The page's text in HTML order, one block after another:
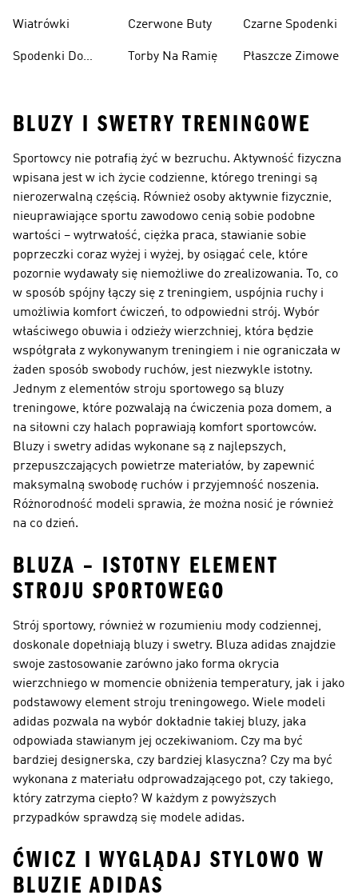
Wiatrówki
Spodenki Do
Czerwone Buty
Torby Na Ramię
Czarne Spodenki
Płaszcze Zimowe
BLUZY I SWETRY TRENINGOWE
Sportowcy nie potrafią żyć w bezruchu. Aktywność fizyczna
wpisana jest w ich życie codzienne, którego treningi są
nierozerwalną częścią. Również osoby aktywnie fizycznie,
nieuprawiające sportu zawodowo cenią sobie podobne
wartości – wytrwałość, ciężka praca, stawianie sobie
poprzeczki coraz wyżej i wyżej, by osiągać cele, które
pozornie wydawały się niemożliwe do zrealizowania. To, co
w sposób spójny łączy się z treningiem, uspójnia ruchy i
umożliwia komfort ćwiczeń, to odpowiedni strój. Wybór
właściwego obuwia i odzieży wierzchniej, która będzie
współgrała z wykonywanym treningiem i nie ograniczała w
żaden sposób swobody ruchów, jest niezwykle istotny.
Jednym z elementów stroju sportowego są bluzy
treningowe, które pozwalają na ćwiczenia poza domem, a
na siłowni czy halach poprawiają komfort sportowców.
Bluzy i swetry adidas wykonane są z najlepszych,
przepuszczających powietrze materiałów, by zapewnić
maksymalną swobodę ruchów i przyjemność noszenia.
Różnorodność modeli sprawia, że można nosić je również
na co dzień.
BLUZA – ISTOTNY ELEMENT
STROJU SPORTOWEGO
Strój sportowy, również w rozumieniu mody codziennej,
doskonale dopełniają bluzy i swetry. Bluza adidas znajdzie
swoje zastosowanie zarówno jako forma okrycia
wierzchniego w momencie obniżenia temperatury, jak i jako
podstawowy element stroju treningowego. Wiele modeli
adidas pozwala na wybór dokładnie takiej bluzy, jaka
odpowiada stawianym jej oczekiwaniom. Czy ma być
bardziej designerska, czy bardziej klasyczna? Czy ma być
wykonana z materiału odprowadzającego pot, czy takiego,
który zatrzyma ciepło? W każdym z powyższych
przypadków sprawdzą się modele adidas.
ĆWICZ I WYGLĄDAJ STYLOWO W
BLUZIE ADIDAS